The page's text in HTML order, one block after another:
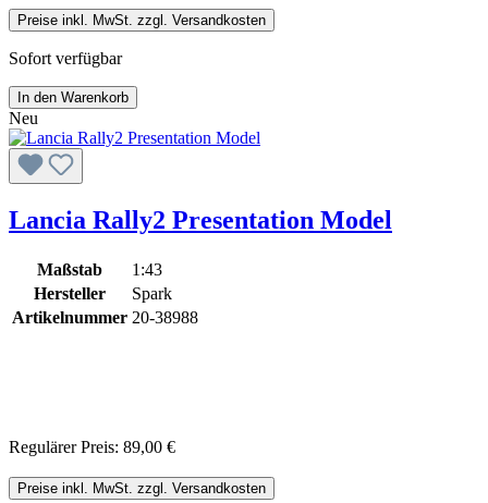
Preise inkl. MwSt. zzgl. Versandkosten
Sofort verfügbar
In den Warenkorb
Neu
Lancia Rally2 Presentation Model
Maßstab
1:43
Hersteller
Spark
Artikelnummer 20-38988
Regulärer Preis: 89,00 €
Preise inkl. MwSt. zzgl. Versandkosten